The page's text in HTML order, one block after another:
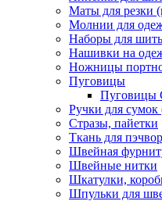
Маты для резки
Молнии для
Наборы для
Нашивки на
Ножницы
Пуговицы
Пуговицы
Ручки для
Стразы, пайетки
Ткань для
Швейная
Швейные нитки
Шкатулки,
Шпульки для